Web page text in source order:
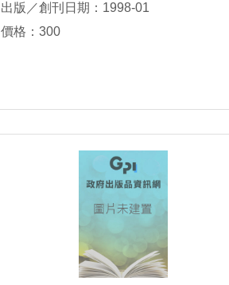
出版／創刊日期：1998-01
價格：300